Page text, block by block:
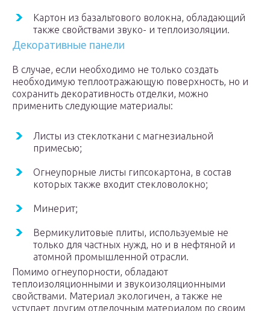
Картон из базальтового волокна, обладающий
также свойствами звуко- и теплоизоляции.
Декоративные панели
В случае, если необходимо не только создать
необходимую теплоотражающую поверхность, но и
сохранить декоративность отделки, можно
применить следующие материалы:
Листы из стеклоткани с магнезиальной
примесью;
Огнеупорные листы гипсокартона, в состав
которых также входит стекловолокно;
Минерит;
Вермикулитовые плиты, используемые не
только для частных нужд, но и в нефтяной и
атомной промышленной отрасли.
Помимо огнеупорности, обладают
теплоизоляционными и звукоизоляционными
свойствами. Материал экологичен, а также не
уступает другим отделочным материалом по своим